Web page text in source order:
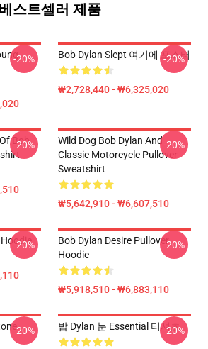
베스트셀러 제품
-20% Bob Dylan Slept 여기에 포스터
₩2,728,440 - ₩6,325,020
-20%
Bob
-20%
Wild Dog Bob Dylan And
Classic Motorcycle Pullover
Sweatshirt
₩5,642,910 - ₩6,607,510
-20%
-20%
Bob Dylan Desire Pullover
Hoodie
₩5,918,510 - ₩6,883,110
-20%
-20% 밥 Dylan 눈 Essential 티셔츠
-20%